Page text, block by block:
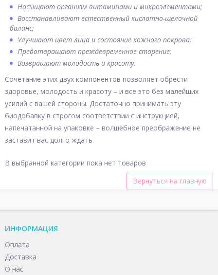
Насыщают организм витаминами и микроэлементами;
Восстанавливают естественный кислотно-щелочной
баланс;
Улучшают цвет лица и состояние кожного покрова;
Предотвращают преждевременное старение;
Возвращают молодость и красоту.
Сочетание этих двух компонентов позволяет обрести
здоровье, молодость и красоту – и все это без малейших
усилий с вашей стороны. Достаточно принимать эту
биодобавку в строгом соответствии с инструкцией,
напечатанной на упаковке – волшебное преображение не
заставит вас долго ждать.
В выбранной категории пока нет товаров
Вернуться на главную
ИНФОРМАЦИЯ
Оплата
Доставка
О нас